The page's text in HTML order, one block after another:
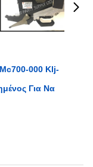
000 Klj-
Για Να